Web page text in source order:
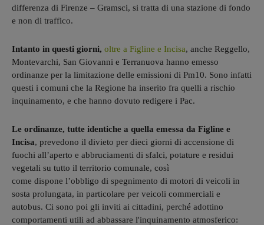
differenza di Firenze – Gramsci, si tratta di una stazione di fondo
e non di traffico.
Intanto in questi giorni, oltre a Figline e Incisa, anche Reggello,
Montevarchi, San Giovanni e Terranuova hanno emesso
ordinanze per la limitazione delle emissioni di Pm10. Sono infatti
questi i comuni che la Regione ha inserito fra quelli a rischio
inquinamento, e che hanno dovuto redigere i Pac.
Le ordinanze, tutte identiche a quella emessa da Figline e
Incisa, prevedono il divieto per dieci giorni di accensione di
fuochi all’aperto e abbruciamenti di sfalci, potature e residui
vegetali su tutto il territorio comunale, così
come dispone l’obbligo di spegnimento di motori di veicoli in
sosta prolungata, in particolare per veicoli commerciali e
autobus. Ci sono poi gli inviti ai cittadini, perché adottino
comportamenti utili ad abbassare l'inquinamento atmosferico: